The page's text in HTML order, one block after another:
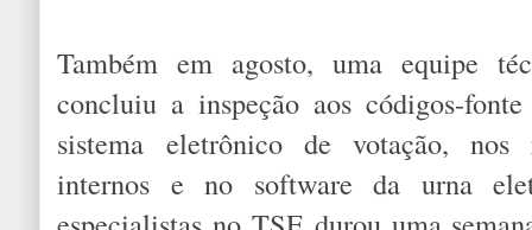
Também em agosto, uma equipe
concluiu a inspeção aos códigos-
sistema eletrônico de votação, nos
internos e no software da urna